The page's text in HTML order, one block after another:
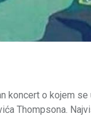
koncert o kojem
Thompsona.